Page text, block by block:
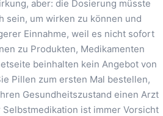
aber: die Dosierung müsste
sein, um wirken zu können und
Einnahme, weil es nicht sofort
zu Produkten, Medikamenten
beinhalten kein Angebot von
Pillen zum ersten Mal bestellen,
Gesundheitszustand einen Arzt
ist immer Vorsicht